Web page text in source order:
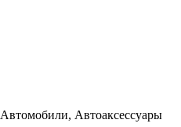
Автомобили, Автоаксессуары